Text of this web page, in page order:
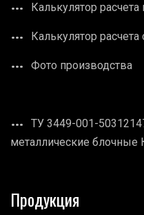
Калькулятор
Калькулятор
Фото производства
ТУ 3449-001-
металлические блочные
Продукция